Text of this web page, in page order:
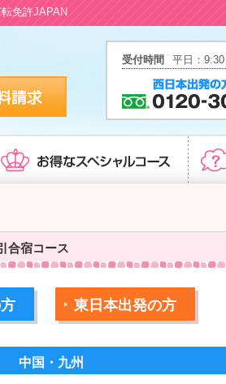
免許JAPAN
受付時間 平日：
合宿コース
東日本出発の方
中国・九州